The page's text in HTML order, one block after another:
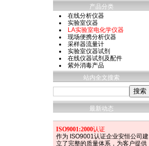
产品分类
在线分析仪器
实验室仪器
LA实验室电化学仪器
现场便携分析仪器
采样器流量计
实验室仪器试剂
在线仪器试剂及配件
紫外消毒产品
站内全文搜索
最新动态
ISO9001:2000认证
作为 ISO9001认证企业安恒公司建
立了完整的质量体系，为客户提供